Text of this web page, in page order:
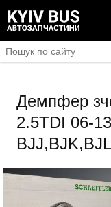
Демпфер
2.5TDI 06-
BJJ,BJK,BJL